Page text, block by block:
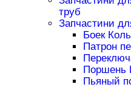
труб
Запчастини
Боек
Патрон
Поршень
Пьяный